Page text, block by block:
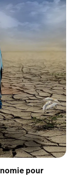
pour